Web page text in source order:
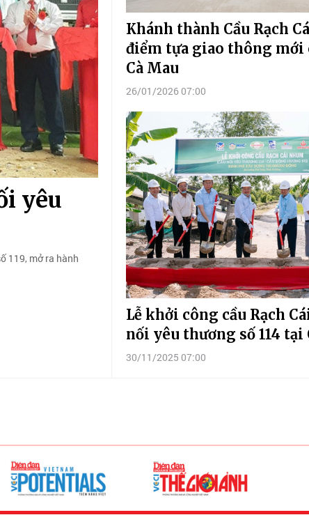
yêu
119, mở ra hành
Khánh thành Cầu Rạch
điểm tựa giao thông mới
Cà Mau
26/01/2026 07:00
Lễ khởi công cầu Rạch
nối yêu thương số 114 tại
30/11/2025 07:00